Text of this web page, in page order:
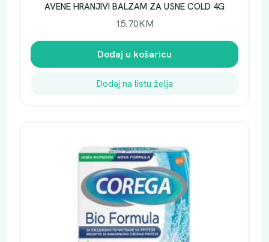
AVENE HRANJIVI BALZAM ZA USNE COLD 4G
15.70KM
Dodaj u košaricu
Dodaj na listu želja